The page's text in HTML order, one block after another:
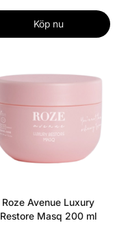
Köp nu
Roze Avenue Luxury
Restore Masq 200 ml